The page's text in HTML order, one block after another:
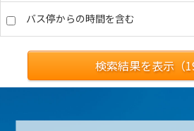
バス停からの時間を含む
検索結果を表示（